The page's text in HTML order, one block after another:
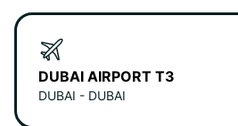
DUBAI AIRPORT T3
DUBAI - DUBAI